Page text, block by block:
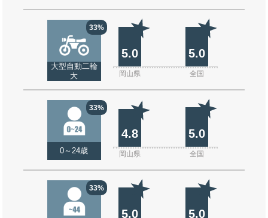
33%
大型自動二輪
大
5.0 5.0
岡山県 全国
33%
0～24歳
4.8 5.0
岡山県 全国
33%
5.0 5.0